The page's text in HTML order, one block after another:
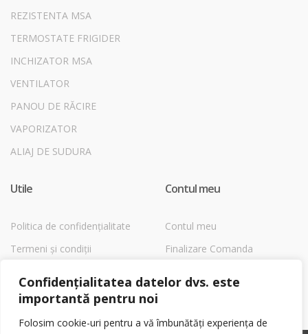
Confidențialitatea datelor dvs. este
importantă pentru noi
Folosim cookie-uri pentru a vă îmbunătăți experiența de
REZISTENTA MSA
TERMOSTATE FRIGIDER
INCHIZATOR MSA
VENTILATOR
PANOU DE RĂCIRE
VAPORIZATOR
ALIAJ DE SUDURA
Utile
Politica de confidențialitate
Termeni și condiții
Contul meu
Contul meu
Finalizare Comanda